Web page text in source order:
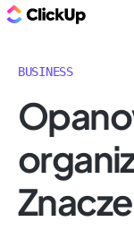
BUSINESS